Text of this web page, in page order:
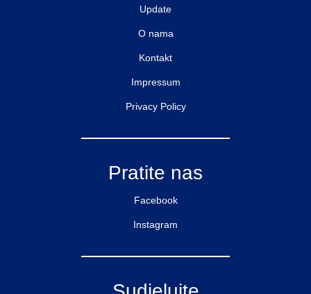
Update
O nama
Kontakt
Impressum
Privacy Policy
Pratite nas
Facebook
Instagram